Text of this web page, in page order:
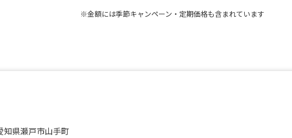
※金額には季節キャンペーン・定期価格も含まれています
知県瀬戸市山手町